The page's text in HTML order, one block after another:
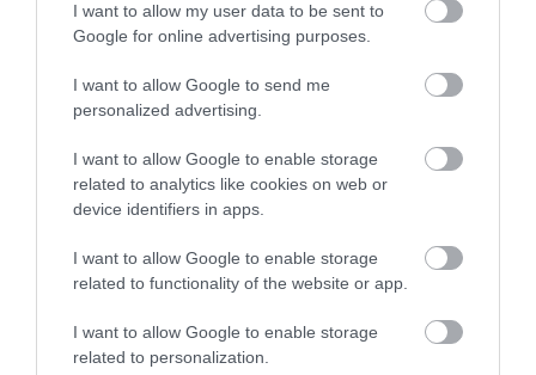
I want to allow my user data to be sent to
Google for online advertising purposes.
I want to allow Google to send me
personalized advertising.
I want to allow Google to enable storage
related to analytics like cookies on web or
device identifiers in apps.
I want to allow Google to enable storage
related to functionality of the website or app.
I want to allow Google to enable storage
related to personalization.
This Simple Trick Removes All Parasites From
Your Body!
308 111 262